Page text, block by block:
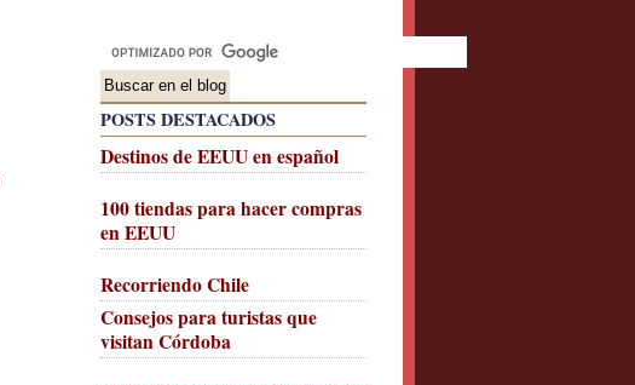
POSTS DESTACADOS
Destinos de EEUU en español
100 tiendas para hacer compras
en EEUU
Recorriendo Chile
Consejos para turistas que
visitan Córdoba